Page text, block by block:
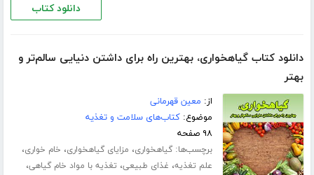
دانلود کتاب
دانلود کتاب گیاهخواری، بهترین راه برای داشتن دنیایی سالم‌تر و
بهتر
از: معین قهرمانی
موضوع:کتاب‌های سلامت و تغذیه
۹۸ صفحه
برچسب‌ها:گیاهخواری، مزایای گیاهخواری، خام خواری،
علم تغذیه، غذای طبیعی، تغذیه با مواد خام گیاهی،